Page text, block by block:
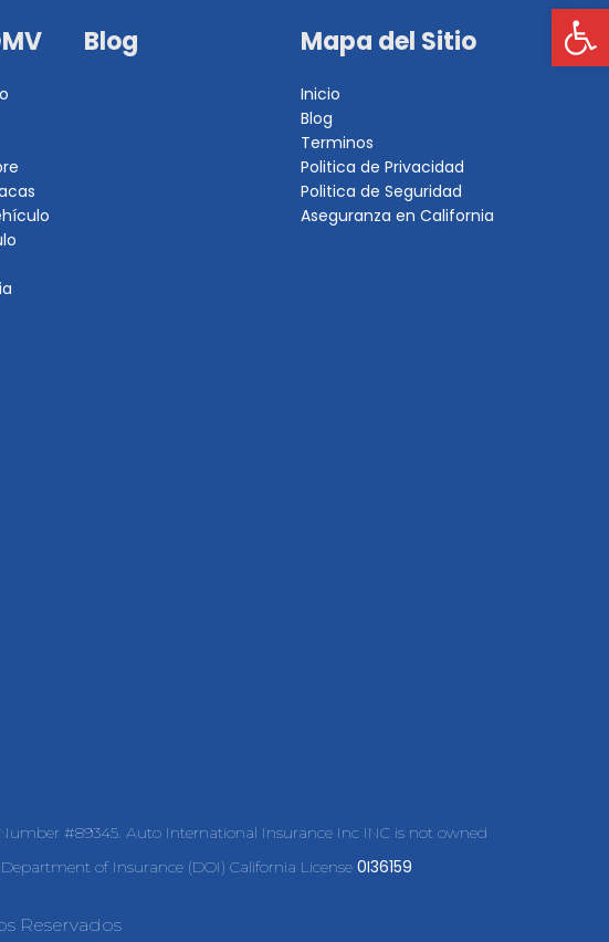
Blog Mapa del Sitio
Inicio
Blog
Terminos
Politica de Privacidad
Politica de Seguridad
Aseguranza en California
#89345. Auto International Insurance Inc INC is not owned
of Insurance (DOI) California License 0I36159
Reservados